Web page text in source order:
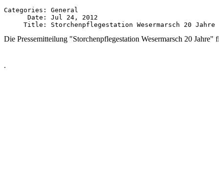
Categories: General
      Date: Jul 24, 2012
Die Pressemitteilung "Storchenpflegestation Wesermarsch 20 Jahre"
.